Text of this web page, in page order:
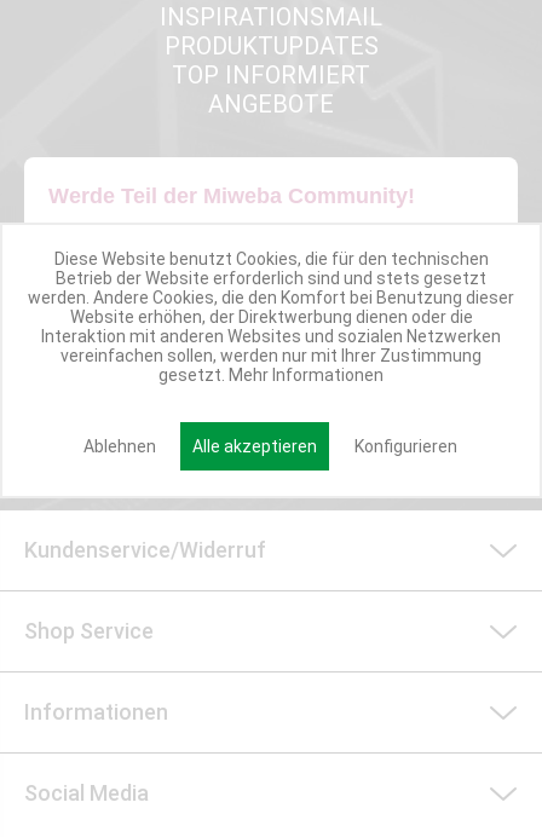
INSPIRATIONSMAIL
PRODUKTUPDATES
TOP INFORMIERT
ANGEBOTE
Werde Teil der Miweba Community!
Verpasse nie wieder exklusive Newsletter-Rabatte und Aktionen
E-MAIL*
Kundenservice/Widerruf
Shop Service
Informationen
Social Media
Diese Website benutzt Cookies, die für den technischen
Betrieb der Website erforderlich sind und stets gesetzt
werden. Andere Cookies, die den Komfort bei Benutzung dieser
Website erhöhen, der Direktwerbung dienen oder die
Interaktion mit anderen Websites und sozialen Netzwerken
vereinfachen sollen, werden nur mit Ihrer Zustimmung
gesetzt. Mehr Informationen
Ablehnen Alle akzeptieren Konfigurieren